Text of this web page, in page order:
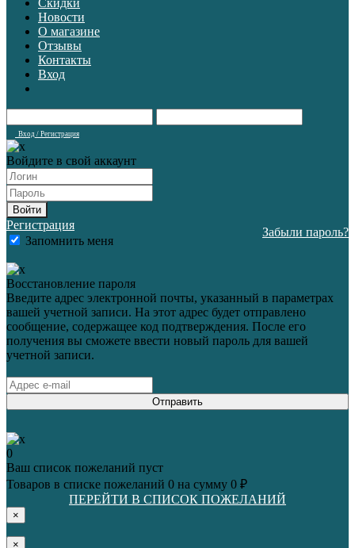
Скидки
Новости
О магазине
Отзывы
Контакты
Вход
Вход / Регистрация
Войдите в свой аккаунт
Войти
Регистрация
Запомнить меня
Забыли пароль?
Восстановление пароля
Введите адрес электронной почты, указанный в параметрах
вашей учетной записи. На этот адрес будет отправлено
сообщение, содержащее код подтверждения. После его
получения вы сможете ввести новый пароль для вашей
учетной записи.
Отправить
0
Ваш список пожеланий пуст
Товаров в списке пожеланий 0 на сумму 0 ₽
ПЕРЕЙТИ В СПИСОК ПОЖЕЛАНИЙ
×
×